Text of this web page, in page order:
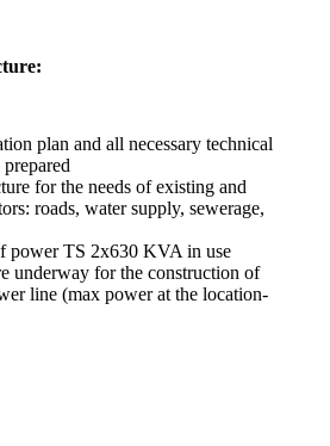
plan and all necessary technical
for the needs of existing and
roads, water supply, sewerage,
power TS 2x630 KVA in use
underway for the construction of
line (max power at the location-